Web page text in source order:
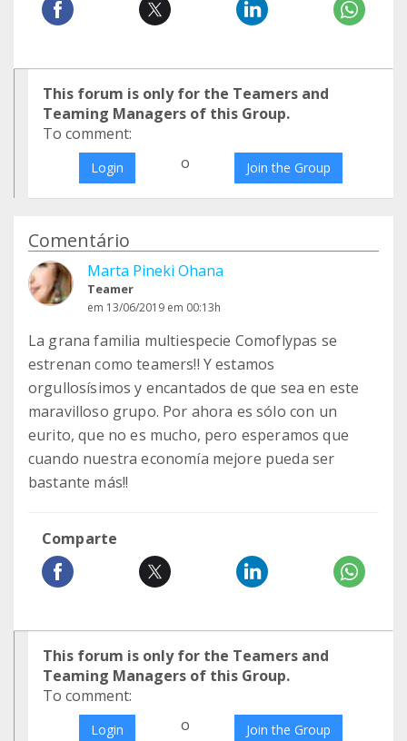
This forum is only for the Teamers and
Teaming Managers of this Group.
To comment:
Login o Join the Group
Comentário
Marta Pineki Ohana
Teamer
em 13/06/2019 em 00:13h
La grana familia multiespecie Comoflypas se
estrenan como teamers!! Y estamos
orgullosísimos y encantados de que sea en este
maravilloso grupo. Por ahora es sólo con un
eurito, que no es mucho, pero esperamos que
cuando nuestra economía mejore pueda ser
bastante más!!
Comparte
This forum is only for the Teamers and
Teaming Managers of this Group.
To comment:
Login o Join the Group